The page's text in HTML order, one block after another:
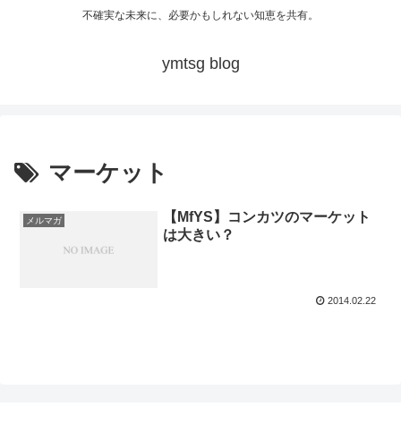
不確実な未来に、必要かもしれない知恵を共有。
ymtsg blog
マーケット
メルマガ
【MfYS】コンカツのマーケット
は大きい？
2014.02.22